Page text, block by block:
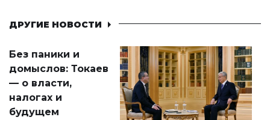
ДРУГИЕ НОВОСТИ
Без паники и
домыслов: Токаев
— о власти,
налогах и
будущем